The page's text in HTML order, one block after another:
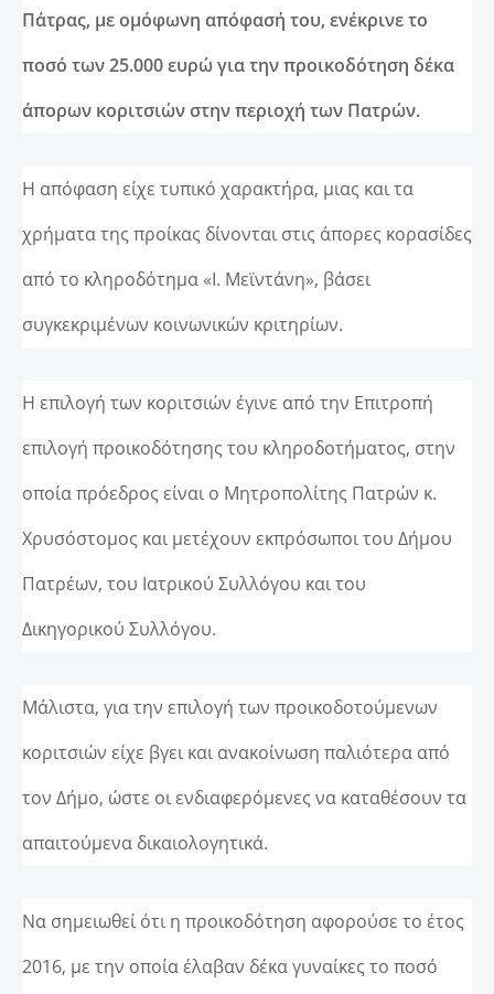
Πάτρας, με ομόφωνη απόφασή του, ενέκρινε το
ποσό των 25.000 ευρώ για την προικοδότηση δέκα
άπορων κοριτσιών στην περιοχή των Πατρών.
Η απόφαση είχε τυπικό χαρακτήρα, μιας και τα
χρήματα της προίκας δίνονται στις άπορες κορασίδες
από το κληροδότημα «Ι. Μεϊντάνη», βάσει
συγκεκριμένων κοινωνικών κριτηρίων.
Η επιλογή των κοριτσιών έγινε από την Επιτροπή
επιλογή προικοδότησης του κληροδοτήματος, στην
οποία πρόεδρος είναι ο Μητροπολίτης Πατρών κ.
Χρυσόστομος και μετέχουν εκπρόσωποι του Δήμου
Πατρέων, του Ιατρικού Συλλόγου και του
Δικηγορικού Συλλόγου.
Μάλιστα, για την επιλογή των προικοδοτούμενων
κοριτσιών είχε βγει και ανακοίνωση παλιότερα από
τον Δήμο, ώστε οι ενδιαφερόμενες να καταθέσουν τα
απαιτούμενα δικαιολογητικά.
Να σημειωθεί ότι η προικοδότηση αφορούσε το έτος
2016, με την οποία έλαβαν δέκα γυναίκες το ποσό